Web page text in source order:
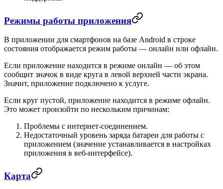
Режимы работы приложения
В приложении для смартфонов на базе Android в строке
состояния отображается режим работы — онлайн или офлайн.
Если приложение находится в режиме онлайн — об этом
сообщит значок в виде круга в левой верхней части экрана.
Значит, приложение подключено к услуге.
Если круг пустой, приложение находится в режиме офлайн.
Это может произойти по нескольким причинам:
Проблемы с интернет-соединением.
Недостаточный уровень заряда батареи для работы с
приложением (значение устанавливается в настройках
приложения в веб-интерфейсе).
Карта